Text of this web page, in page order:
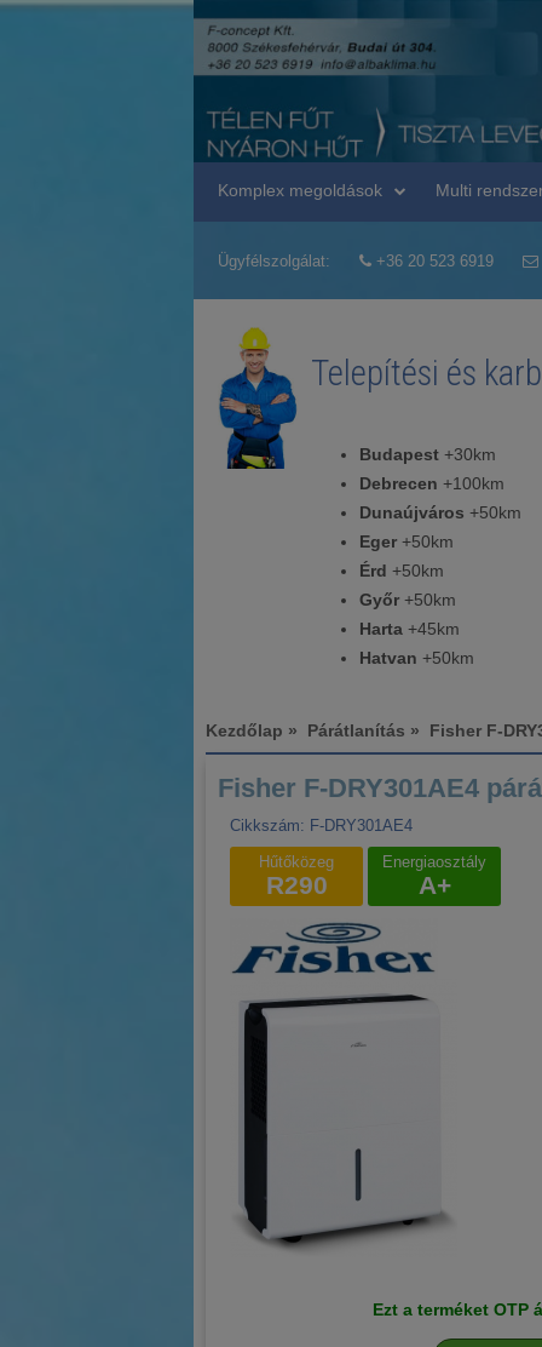
Komplex megoldások Multi
Ügyfélszolgálat: +36 20 523 6919
Telepítési és
Budapest +30km
Debrecen +100km
Dunaújváros +50km
Eger +50km
Érd +50km
Győr +50km
Harta +45km
Hatvan +50km
Kezdőlap » Párátlanítás » Fisher F-
Fisher F-DRY301AE4
Cikkszám: F-DRY301AE4
Hűtőközeg
R290
Energiaosztály
A+
Ezt a terméket OTP